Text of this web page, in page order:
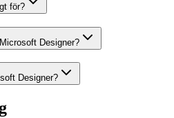
för?
Designer?
Designer?